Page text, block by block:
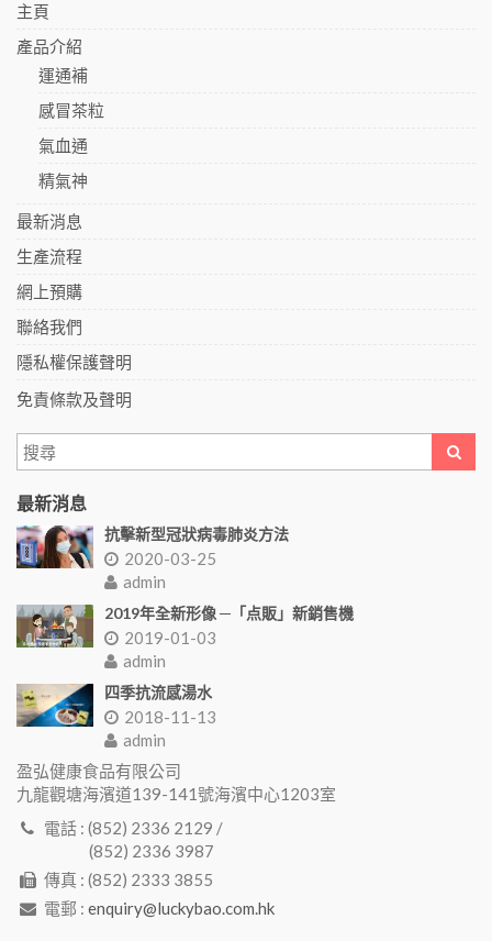
主頁
產品介紹
運通補
感冒茶粒
氣血通
精氣神
最新消息
生產流程
網上預購
聯絡我們
隱私權保護聲明
免責條款及聲明
最新消息
抗擊新型冠狀病毒肺炎方法
2020-03-25
admin
2019年全新形像 ─「点販」新銷售機
2019-01-03
admin
四季抗流感湯水
2018-11-13
admin
盈弘健康食品有限公司
九龍觀塘海濱道139-141號海濱中心1203室
電話 : (852) 2336 2129 /
(852) 2336 3987
傳真 : (852) 2333 3855
電郵 : enquiry@luckybao.com.hk